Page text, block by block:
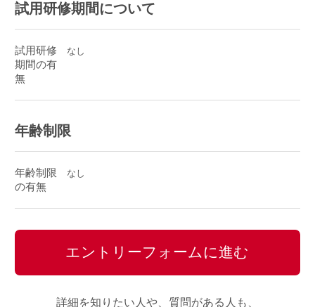
試用研修期間について
試用研修
期間の有
無
なし
年齢制限
年齢制限
の有無
なし
エントリーフォームに進む
詳細を知りたい人や、質問がある人も、